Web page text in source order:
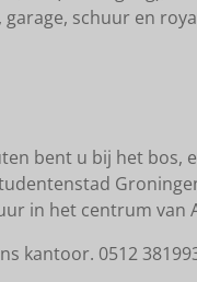
schuur en
bent u bij het
in het centrum van
kantoor. 0512